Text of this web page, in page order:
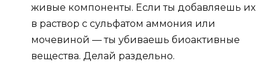
живые компоненты. Если ты добавляешь их
в раствор с сульфатом аммония или
мочевиной — ты убиваешь биоактивные
вещества. Делай раздельно.